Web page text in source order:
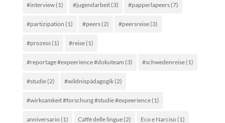
#interview(1) #jugendarbeit(3) #papperlapeers(7)
#partizipation (1) #peers(2) #peersreise(3)
#prozess(1) #reise(1)
#reportage #expeerience #dokuteam (3) #schwedenreise(1)
#studie(2) #wildnispädagogik(2)
#wirksamkeit #forschung #studie #expeerience(1)
anniversario (1) Caffè delle lingue(2) Eco e Narciso (1)